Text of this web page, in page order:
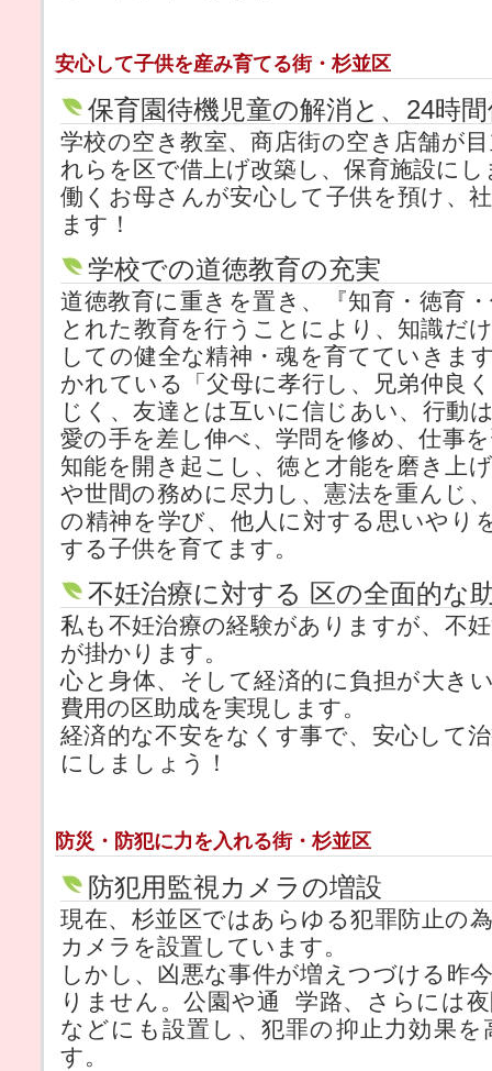
安心して子供を産み育てる街・杉並区
保育園待機児童の解消と、24時
学校の空き教室、商店街の空き店舗が
れらを区で借上げ改築し、保育施設にし
働くお母さんが安心して子供を預け、
ます！
学校での道徳教育の充実
道徳教育に重きを置き、『知育・徳育
とれた教育を行うことにより、知識だ
しての健全な精神・魂を育てていきま
かれている「父母に孝行し、兄弟仲良
じく、友達とは互いに信じあい、行動
愛の手を差し伸べ、学問を修め、仕事
知能を開き起こし、徳と才能を磨き上
や世間の務めに尽力し、憲法を重んじ
の精神を学び、他人に対する思いやり
する子供を育てます。
不妊治療に対する 区の全面的な
私も不妊治療の経験がありますが、不
が掛かります。
心と身体、そして経済的に負担が大き
費用の区助成を実現します。
経済的な不安をなくす事で、安心して
にしましょう！
防災・防犯に力を入れる街・杉並区
防犯用監視カメラの増設
現在、杉並区ではあらゆる犯罪防止の
カメラを設置しています。
しかし、凶悪な事件が増えつづける昨
りません。公園や通 学路、さらには
などにも設置し、犯罪の抑止力効果
す。